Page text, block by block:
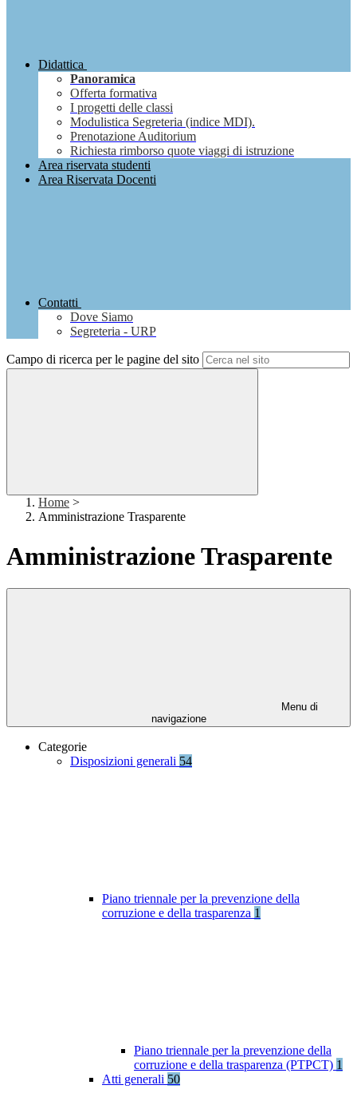
Didattica
Panoramica
Offerta formativa
I progetti delle classi
Modulistica Segreteria (indice MDI).
Prenotazione Auditorium
Richiesta rimborso quote viaggi di istruzione
Area riservata studenti
Area Riservata Docenti
Contatti
Dove Siamo
Segreteria - URP
Campo di ricerca per le pagine del sito
Home >
Amministrazione Trasparente
Amministrazione Trasparente
Menu di
navigazione
Categorie
Disposizioni generali 54
Piano triennale per la prevenzione della
corruzione e della trasparenza 1
Piano triennale per la prevenzione della
corruzione e della trasparenza (PTPCT) 1
Atti generali 50